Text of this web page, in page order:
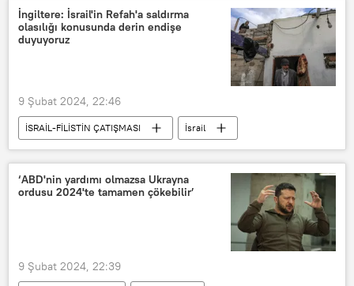
İngiltere: İsrail'in Refah'a saldırma
olasılığı konusunda derin endişe
duyuyoruz
9 Şubat 2024, 22:46
İSRAİL-FİLİSTİN ÇATIŞMASI
İsrail
İsrail-Filistin
Filistin
İsrail-Filistin sorunu
refah
Gazze
Gazze Şeridi
İngiltere
‘ABD'nin yardımı olmazsa Ukrayna
ordusu 2024'te tamamen çökebilir’
9 Şubat 2024, 22:39